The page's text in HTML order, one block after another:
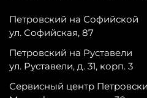
Петровский на Софийской
ул. Софийская, 87
Петровский на Руставели
ул. Руставели, д. 31, корп. 3
Сервисный центр